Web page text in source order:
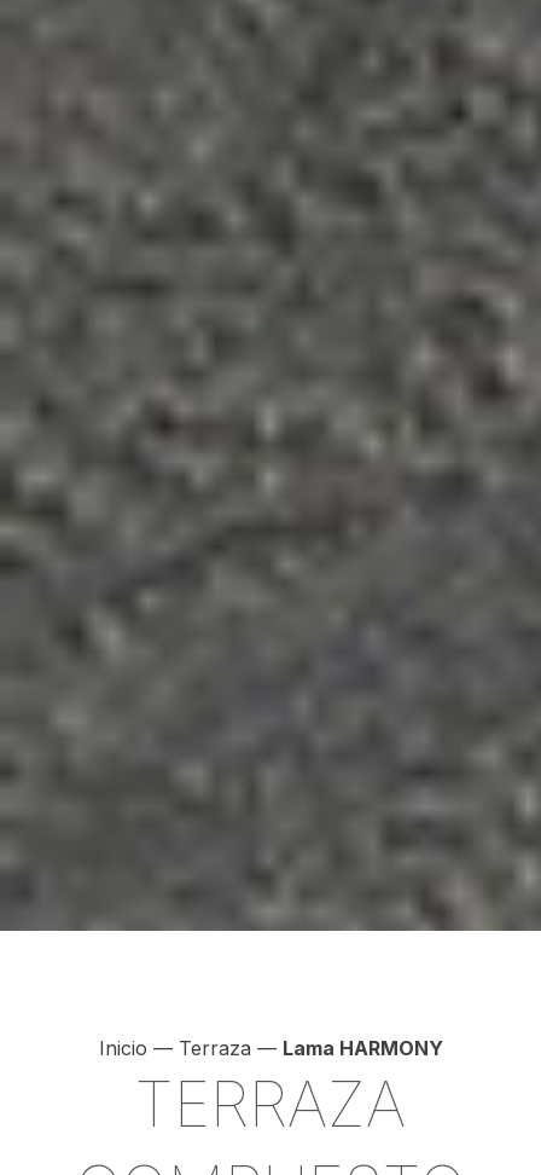
Inicio — Terraza — Lama HARMONY
TERRAZA